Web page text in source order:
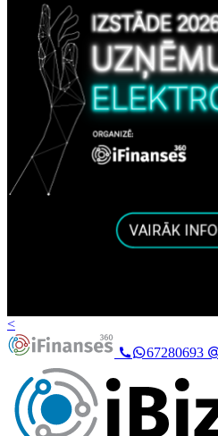
<
67280693